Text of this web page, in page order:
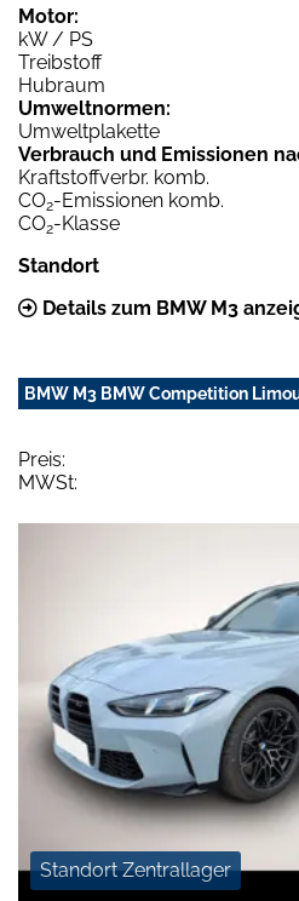
Motor:
kW / PS
Treibstoff
Hubraum
Umweltnormen:
Umweltplakette
Verbrauch und Emissionen
Kraftstoffverbr. komb.
CO2-Emissionen komb.
CO2-Klasse
Standort
Details zum BMW M3
BMW M3 BMW Competition
Preis:
MWSt:
Standort Zentrallager